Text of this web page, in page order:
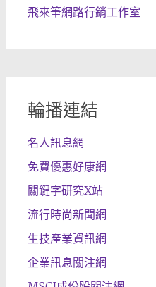
飛來筆網路行銷工作室
輪播連結
名人訊息網
免費優惠好康網
關鍵字研究X站
流行時尚新聞網
生技產業資訊網
企業訊息關注網